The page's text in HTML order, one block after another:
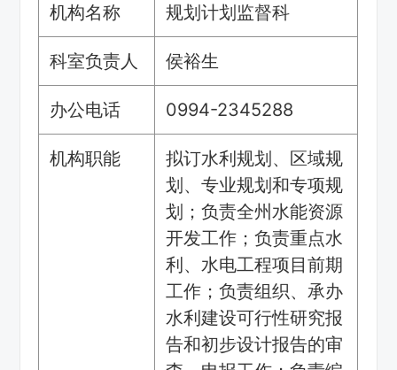
机构名称 规划计划监督科
科室负责人 侯裕生
办公电话 0994-2345288
机构职能
拟订水利规划、区域规
划、专业规划和专项规
划；负责全州水能资源
开发工作；负责重点水
利、水电工程项目前期
工作；负责组织、承办
水利建设可行性研究报
告和初步设计报告的审